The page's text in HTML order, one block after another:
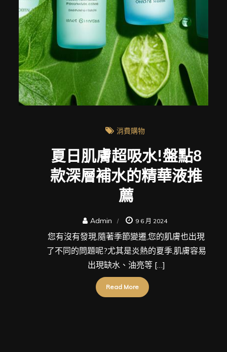
消費購物
夏日肌膚超吸水!盤點8
款深層補水的精華液推
薦
Admin 9 6 月 2024
您有沒有發現,隨著季節變遷,您的肌膚也出現
了不同的問題呢?尤其是炎熱的夏季,肌膚容易
出現缺水、油亮等 […]
Read More